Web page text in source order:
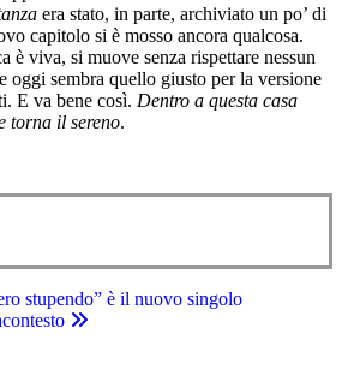
era stato, in parte, archiviato un po’ di
capitolo si è mosso ancora qualcosa.
è viva, si muove senza rispettare nessun
oggi sembra quello giusto per la versione
E va bene così. Dentro a questa casa
torna il sereno.
stupendo” è il nuovo singolo